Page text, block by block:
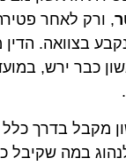
, ורק לאחר
בצוואה.
כבר ירש,
במה שקיבל